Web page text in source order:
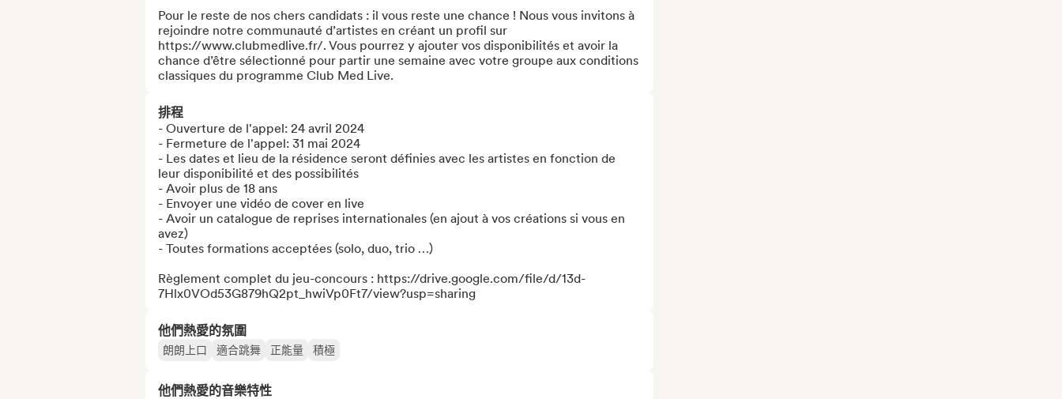
Pour le reste de nos chers candidats : il vous reste une chance ! Nous vous invitons à
rejoindre notre communauté d’artistes en créant un profil sur
https://www.clubmedlive.fr/. Vous pourrez y ajouter vos disponibilités et avoir la
chance d’être sélectionné pour partir une semaine avec votre groupe aux conditions
classiques du programme Club Med Live.
排程
- Ouverture de l'appel: 24 avril 2024
- Fermeture de l'appel: 31 mai 2024
- Les dates et lieu de la résidence seront définies avec les artistes en fonction de
leur disponibilité et des possibilités
- Avoir plus de 18 ans
- Envoyer une vidéo de cover en live
- Avoir un catalogue de reprises internationales (en ajout à vos créations si vous en
avez)
- Toutes formations acceptées (solo, duo, trio …)
Règlement complet du jeu-concours : https://drive.google.com/file/d/13d-
7Hlx0VOd53G879hQ2pt_hwiVp0Ft7/view?usp=sharing
他們熱愛的氛圍
朗朗上口 適合跳舞 正能量 積極
他們熱愛的音樂特性